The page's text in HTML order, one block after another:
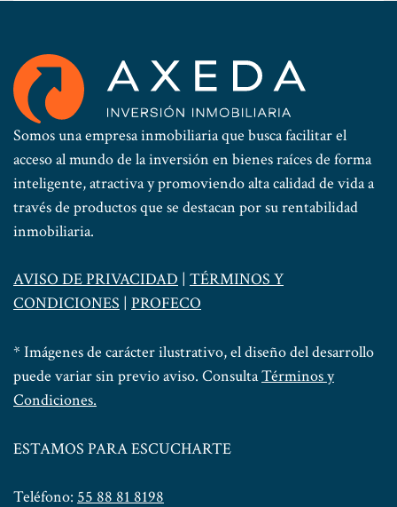
Somos una empresa inmobiliaria que busca facilitar el
acceso al mundo de la inversión en bienes raíces de forma
inteligente, atractiva y promoviendo alta calidad de vida a
través de productos que se destacan por su rentabilidad
inmobiliaria.
AVISO DE PRIVACIDAD | TÉRMINOS Y
CONDICIONES | PROFECO
* Imágenes de carácter ilustrativo, el diseño del desarrollo
puede variar sin previo aviso. ConsultaTérminos y
Condiciones.
ESTAMOS PARA ESCUCHARTE
Teléfono: 55 88 81 8198